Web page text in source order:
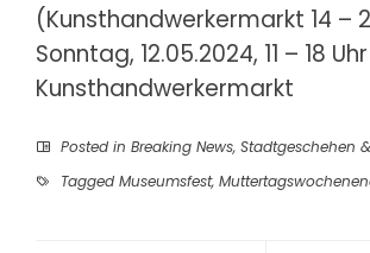
(Kunsthandwerkermarkt 14 –
Sonntag, 12.05.2024, 11 – 18
Kunsthandwerkermarkt
Posted in Breaking News, Stadtgeschehen
Tagged Museumsfest,